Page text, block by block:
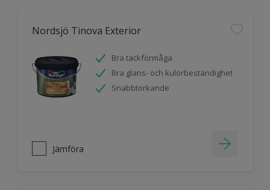
Nordsjö Tinova Exterior
Bra täckförmåga
Bra glans- och kulörbeständighet
Snabbtorkande
Jämföra